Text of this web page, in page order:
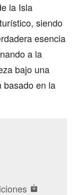
la Isla
siendo
esencia
a la
bajo una
basado en la